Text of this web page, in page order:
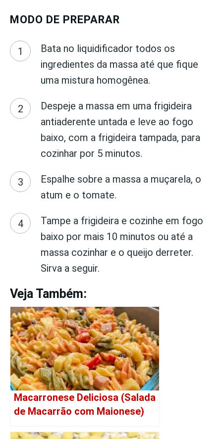
MODO DE PREPARAR
Bata no liquidificador todos os
ingredientes da massa até que fique
uma mistura homogênea.
Despeje a massa em uma frigideira
antiaderente untada e leve ao fogo
baixo, com a frigideira tampada, para
cozinhar por 5 minutos.
Espalhe sobre a massa a muçarela, o
atum e o tomate.
Tampe a frigideira e cozinhe em fogo
baixo por mais 10 minutos ou até a
massa cozinhar e o queijo derreter.
Sirva a seguir.
Veja Também:
Macarronese Deliciosa (Salada
de Macarrão com Maionese)